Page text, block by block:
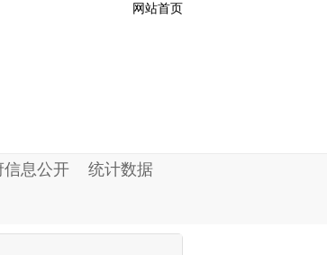
网站首页
信息公开
统计数据